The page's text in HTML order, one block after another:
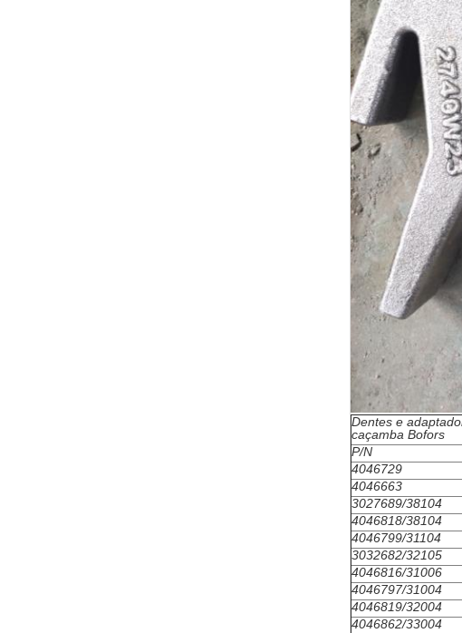
Dentes e
caçamba Bofors
P/N
4046729
4046663
3027689/38104
4046818/38104
4046799/31104
3032682/32105
4046816/31006
4046797/31004
4046819/32004
4046862/33004